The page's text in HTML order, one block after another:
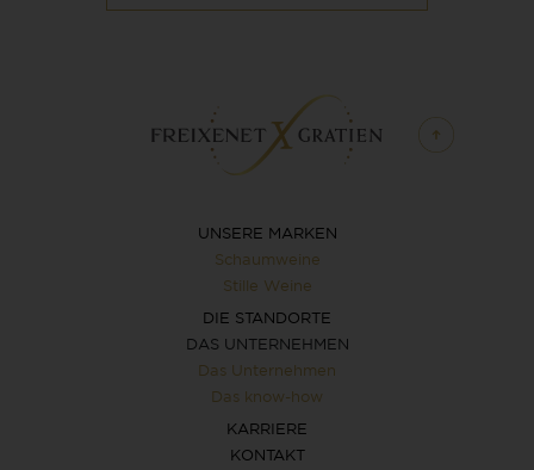
UNSERE MARKEN
Schaumweine
Stille Weine
DIE STANDORTE
DAS UNTERNEHMEN
Das Unternehmen
Das know-how
KARRIERE
KONTAKT